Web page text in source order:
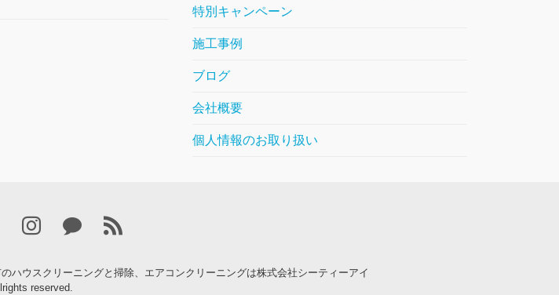
特別キャンペーン
施工事例
ブログ
会社概要
個人情報のお取り扱い
ハウスクリーニングと掃除、エアコンクリーニングは株式会社シーティーアイ
reserved.